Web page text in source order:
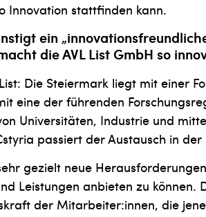
Innovation stattfinden kann.
ein
die AVL List GmbH so
Die Steiermark liegt mit einer
eine der führenden
Universitäten, Industrie und
passiert der Austausch in
gezielt neue
Leistungen anbieten zu
der Mitarbeiter:innen, die